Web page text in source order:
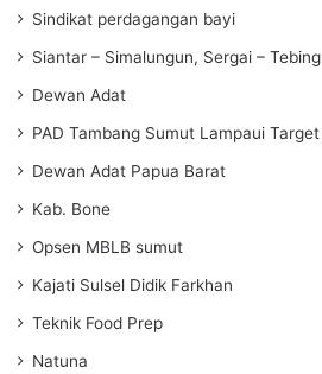
Sindikat perdagangan bayi
Siantar – Simalungun, Sergai – Tebing
Dewan Adat
PAD Tambang Sumut Lampaui Target
Dewan Adat Papua Barat
Kab. Bone
Opsen MBLB sumut
Kajati Sulsel Didik Farkhan
Teknik Food Prep
Natuna